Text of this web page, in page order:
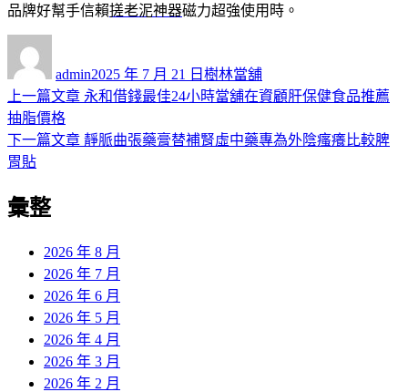
品牌好幫手信賴搓老泥神器磁力超強使用時。
admin佈
日
2025 年 7 月 21 日 類
樹林當舖
文
章
導
覽
上一篇文章 上
篇
永和借錢最佳24小時當舖在資顧肝保健食品推薦
抽脂價格
下一篇文章 下
靜脈曲張藥膏替補腎虛中藥專為外陰瘙癢比較脾
胃貼
彙整
2026 年 8 月
2026 年 7 月
2026 年 6 月
2026 年 5 月
2026 年 4 月
2026 年 3 月
2026 年 2 月